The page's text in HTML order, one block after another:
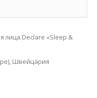
лица Declare «Sleep &
Швейцария